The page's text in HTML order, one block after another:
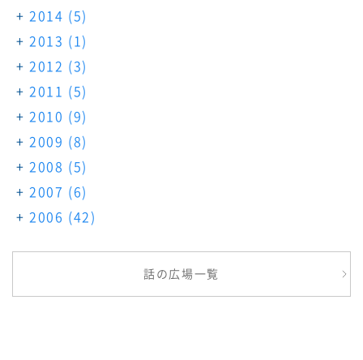
2014 (5)
2013 (1)
2012 (3)
2011 (5)
2010 (9)
2009 (8)
2008 (5)
2007 (6)
2006 (42)
話の広場一覧